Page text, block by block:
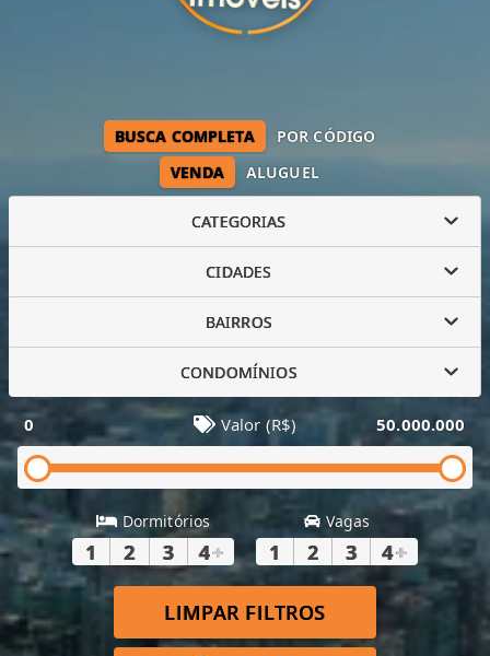
VENDA ALUGUEL
BUSCA COMPLETA POR CÓDIGO
CATEGORIAS
CIDADES
BAIRROS
CONDOMÍNIOS
0 Valor (R$) 50.000.000
Dormitórios
1 2 3 4+
Vagas
1 2 3 4+
LIMPAR FILTROS